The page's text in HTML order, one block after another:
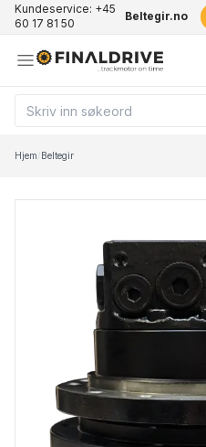
Kundeservice: +45
60 17 81 50
Beltegir.no
Hjem/Beltegir